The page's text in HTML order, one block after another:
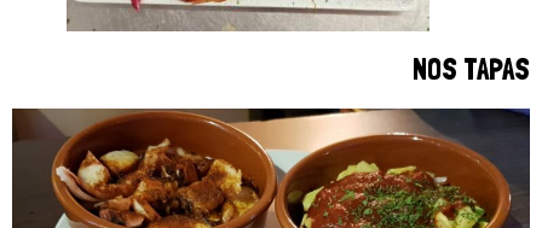
NOS TAPAS